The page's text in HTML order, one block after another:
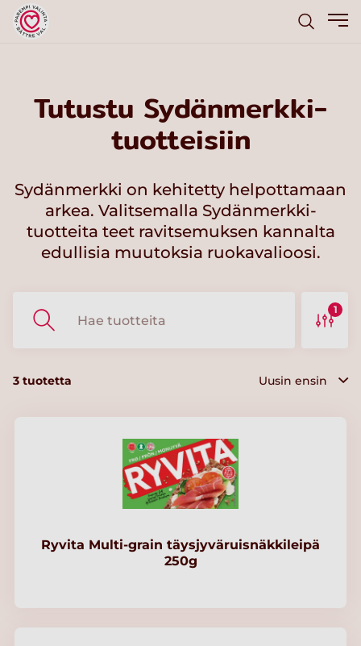
Tutustu Sydänmerkki-
tuotteisiin
Sydänmerkki on kehitetty helpottamaan
arkea. Valitsemalla Sydänmerkki-
tuotteita teet ravitsemuksen kannalta
edullisia muutoksia ruokavalioosi.
1
3 tuotetta
Ryvita Multi-grain täysjyväruisnäkkileipä
250g